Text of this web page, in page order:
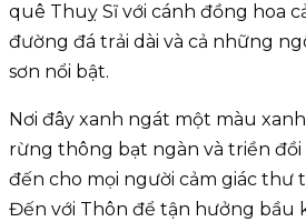
quê Thuỵ Sĩ với cánh đồng hoa
đường đá trải dài và cả những
sơn nổi bật.
Nơi đây xanh ngát một màu
rừng thông bạt ngàn và triền đồi
đến cho mọi người cảm giác thư
Đến với Thôn để tận hưởng bầu